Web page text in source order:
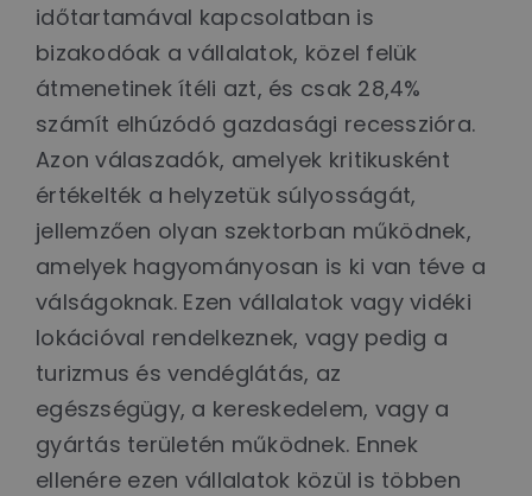
időtartamával kapcsolatban is
bizakodóak a vállalatok, közel felük
átmenetinek ítéli azt, és csak 28,4%
számít elhúzódó gazdasági recesszióra.
Azon válaszadók, amelyek kritikusként
értékelték a helyzetük súlyosságát,
jellemzően olyan szektorban működnek,
amelyek hagyományosan is ki van téve a
válságoknak. Ezen vállalatok vagy vidéki
lokációval rendelkeznek, vagy pedig a
turizmus és vendéglátás, az
egészségügy, a kereskedelem, vagy a
gyártás területén működnek. Ennek
ellenére ezen vállalatok közül is többen